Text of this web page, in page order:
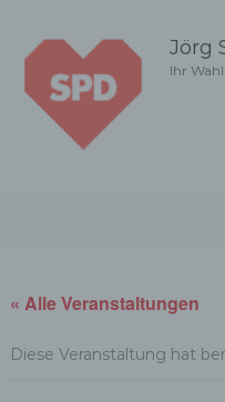
Jörg
Ihr
« Alle Veranstaltungen
Diese Veranstaltung hat